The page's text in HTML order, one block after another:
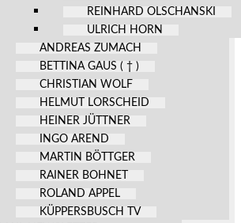
REINHARD OLSCHANSKI
ULRICH HORN
ANDREAS ZUMACH
BETTINA GAUS ( † )
CHRISTIAN WOLF
HELMUT LORSCHEID
HEINER JÜTTNER
INGO AREND
MARTIN BÖTTGER
RAINER BOHNET
ROLAND APPEL
KÜPPERSBUSCH TV